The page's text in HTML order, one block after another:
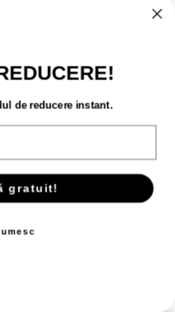
de reducere instant.
gratuit!